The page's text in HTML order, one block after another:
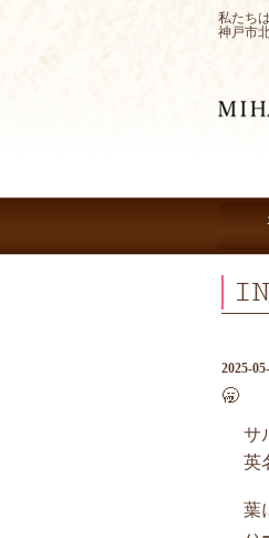
私たち
神戸市
2025-
🥱
サ
英
葉